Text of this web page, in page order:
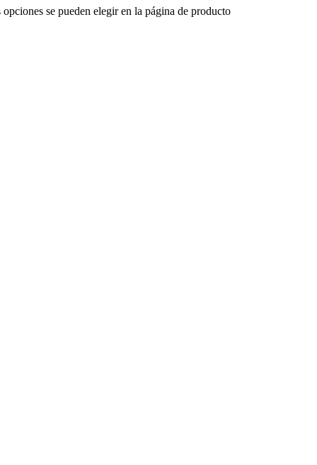
se pueden elegir en la página de producto